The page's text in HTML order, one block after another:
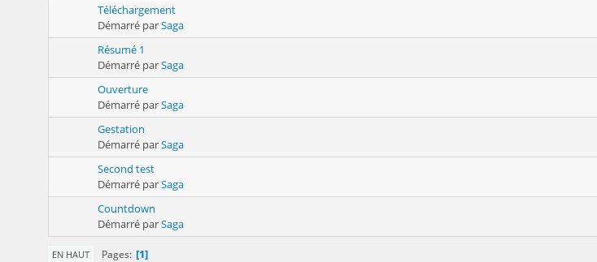
Téléchargement
Démarré parSaga
Résumé 1
Démarré parSaga
Ouverture
Démarré parSaga
Gestation
Démarré parSaga
Second test
Démarré parSaga
Countdown
Démarré parSaga
EN HAUT Pages 1